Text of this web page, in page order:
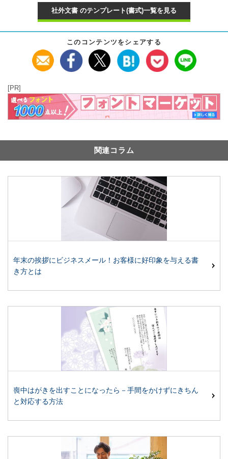
社外文書 のテンプレート(書式)一覧を見る
このコンテンツをシェアする
[PR]
関連コラム
年末の挨拶にビジネスメール！お客様に好印象を与える書
き方とは
喪中はがきを出すことになったら－手間をかけずにきちん
と対応する方法